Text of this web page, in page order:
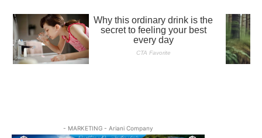
- MARKETING - Ariani Company